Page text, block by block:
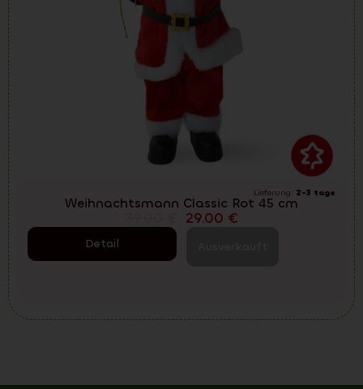
Lieferung: 2-3 tage
Weihnachtsmann Classic Rot 45 cm
29.00 €
Detail